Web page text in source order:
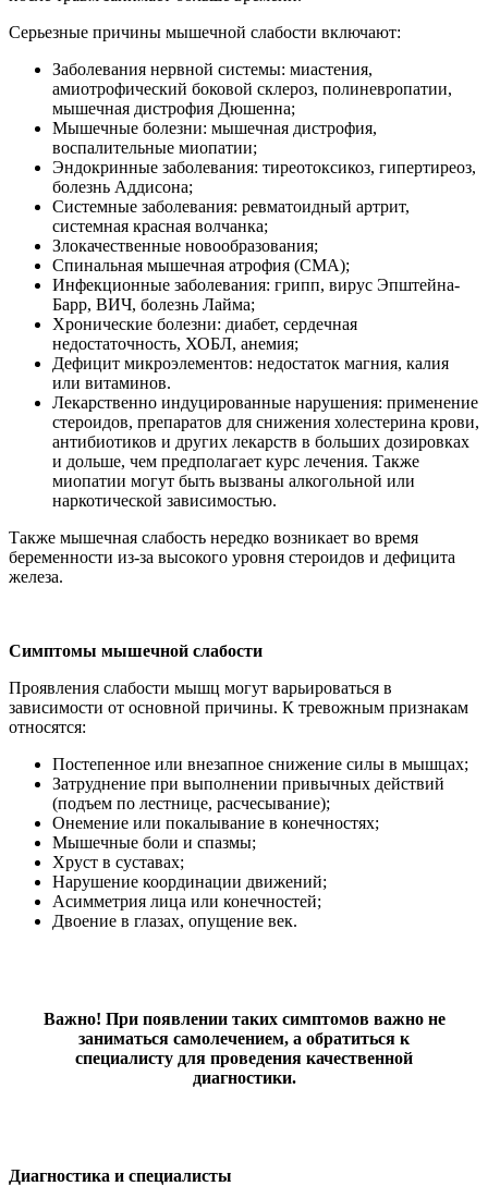
Серьезные причины мышечной слабости включают:
Заболевания нервной системы: миастения,
амиотрофический боковой склероз, полиневропатии,
мышечная дистрофия Дюшенна;
Мышечные болезни: мышечная дистрофия,
воспалительные миопатии;
Эндокринные заболевания: тиреотоксикоз, гипертиреоз,
болезнь Аддисона;
Системные заболевания: ревматоидный артрит,
системная красная волчанка;
Злокачественные новообразования;
Спинальная мышечная атрофия (СМА);
Инфекционные заболевания: грипп, вирус Эпштейна-
Барр, ВИЧ, болезнь Лайма;
Хронические болезни: диабет, сердечная
недостаточность, ХОБЛ, анемия;
Дефицит микроэлементов: недостаток магния, калия
или витаминов.
Лекарственно индуцированные нарушения: применение
стероидов, препаратов для снижения холестерина крови,
антибиотиков и других лекарств в больших дозировках
и дольше, чем предполагает курс лечения. Также
миопатии могут быть вызваны алкогольной или
наркотической зависимостью.
Также мышечная слабость нередко возникает во время
беременности из-за высокого уровня стероидов и дефицита
железа.
Симптомы мышечной слабости
Проявления слабости мышц могут варьироваться в
зависимости от основной причины. К тревожным признакам
относятся:
Постепенное или внезапное снижение силы в мышцах;
Затруднение при выполнении привычных действий
(подъем по лестнице, расчесывание);
Онемение или покалывание в конечностях;
Мышечные боли и спазмы;
Хруст в суставах;
Нарушение координации движений;
Асимметрия лица или конечностей;
Двоение в глазах, опущение век.
Важно! При появлении таких симптомов важно не
заниматься самолечением, а обратиться к
специалисту для проведения качественной
диагностики.
Диагностика и специалисты